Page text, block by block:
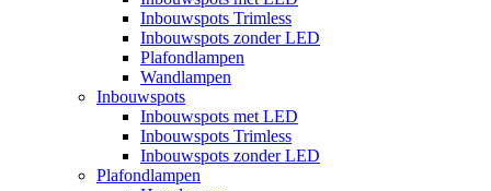
Inbouwspots Trimless
Inbouwspots zonder LED
Plafondlampen
Wandlampen
Inbouwspots
Inbouwspots met LED
Inbouwspots Trimless
Inbouwspots zonder LED
Plafondlampen